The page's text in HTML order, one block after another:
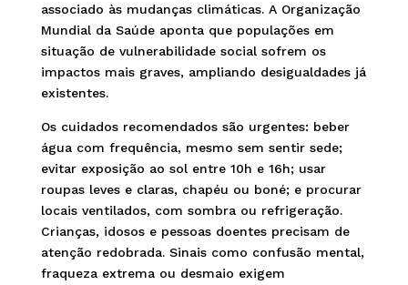
associado às mudanças climáticas. A Organização
Mundial da Saúde aponta que populações em
situação de vulnerabilidade social sofrem os
impactos mais graves, ampliando desigualdades já
existentes.
Os cuidados recomendados são urgentes: beber
água com frequência, mesmo sem sentir sede;
evitar exposição ao sol entre 10h e 16h; usar
roupas leves e claras, chapéu ou boné; e procurar
locais ventilados, com sombra ou refrigeração.
Crianças, idosos e pessoas doentes precisam de
atenção redobrada. Sinais como confusão mental,
fraqueza extrema ou desmaio exigem